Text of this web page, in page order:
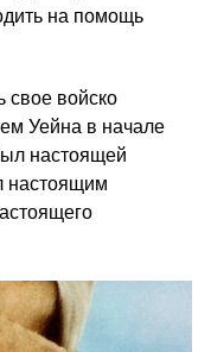
на помощь
свое войско
Уейна в начале
настоящей
настоящим